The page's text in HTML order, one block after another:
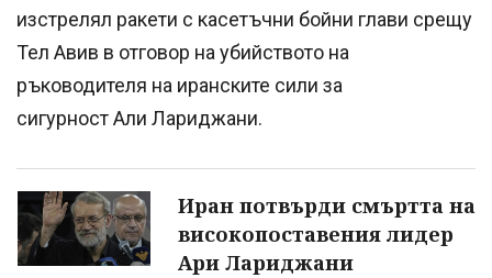
изстрелял ракети с касетъчни бойни глави срещу
Тел Авив в отговор на убийството на
ръководителя на иранските сили за
сигурност Али Лариджани.
Иран потвърди смъртта на
високопоставения лидер
Ари Лариджани